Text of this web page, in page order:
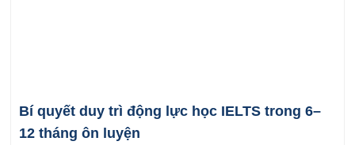
Bí quyết duy trì động lực học IELTS trong 6–
12 tháng ôn luyện